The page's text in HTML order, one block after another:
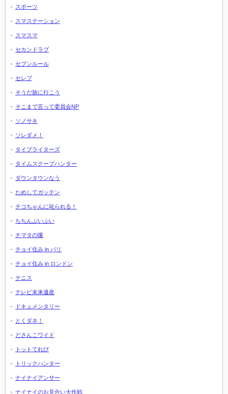
スポーツ
スマステーション
スマスマ
セカンドラブ
セブンルール
セレブ
そうだ旅に行こう
そこまで言って委員会NP
ソノサキ
ソレダメ！
タイプライターズ
タイムスクープハンター
ダウンタウンなう
ためしてガッテン
チコちゃんに叱られる！
ちちんぷいぷい
チマタの噺
チョイ住み in パリ
チョイ住み in ロンドン
テニス
テレビ未来遺産
ドキュメンタリー
とくダネ！
どさんこワイド
トットてれび
トリックハンター
ナイナイアンサー
ナイナイのお見合い大作戦